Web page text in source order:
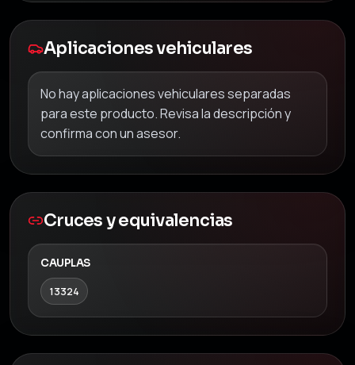
Aplicaciones vehiculares
No hay aplicaciones vehiculares separadas
para este producto. Revisa la descripción y
confirma con un asesor.
Cruces y equivalencias
CAUPLAS
13324